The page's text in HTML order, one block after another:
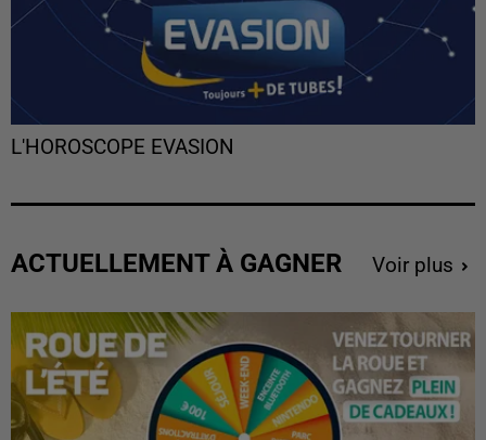
L'HOROSCOPE EVASION
ACTUELLEMENT À GAGNER Voir plus